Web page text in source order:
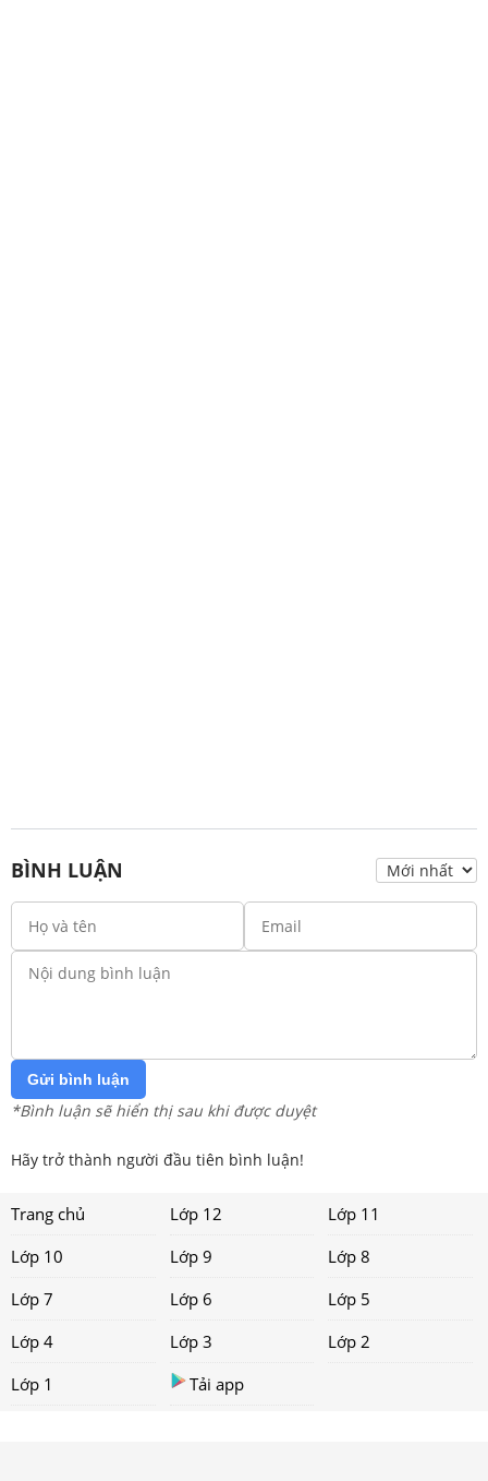
BÌNH LUẬN
Gửi bình luận
*Bình luận sẽ hiển thị sau khi được duyệt
Hãy trở thành người đầu tiên bình luận!
Trang chủ Lớp 12
Lớp 11
Lớp 10
Lớp 9
Lớp 8
Lớp 7
Lớp 6
Lớp 5
Lớp 4
Lớp 3
Lớp 2
Lớp 1
Tải app